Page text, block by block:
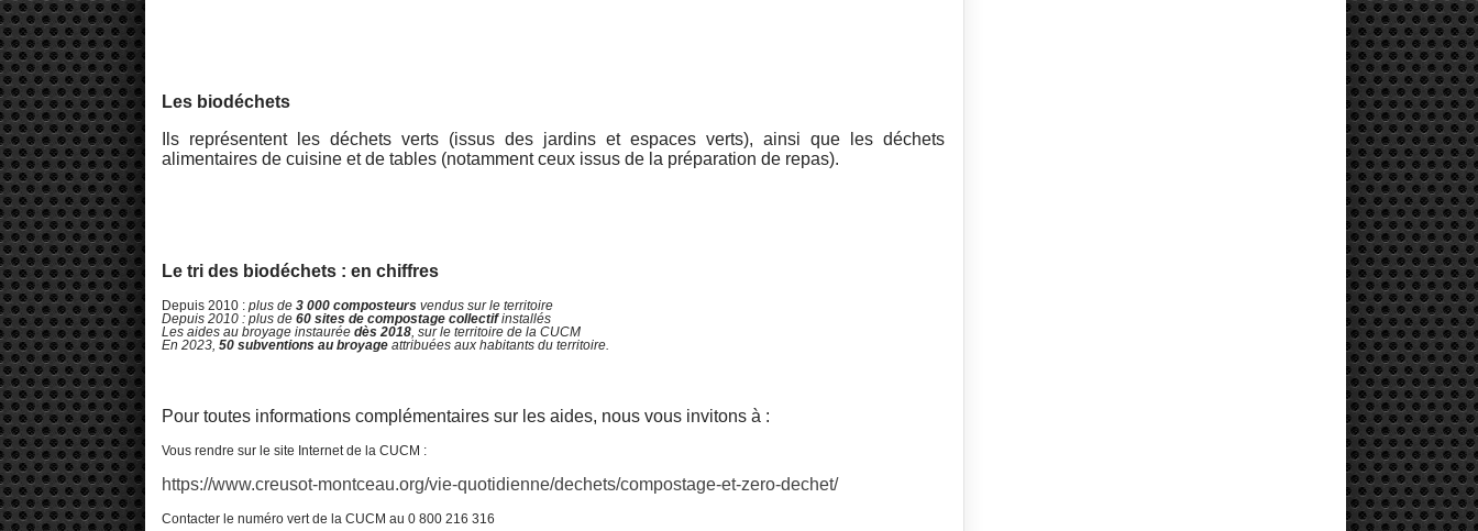
Les biodéchets
Ils représentent les déchets verts (issus des jardins et espaces verts), ainsi que les déchets
alimentaires de cuisine et de tables (notamment ceux issus de la préparation de repas).
Le tri des biodéchets : en chiffres
Depuis 2010 : plus de 3 000 composteurs vendus sur le territoire
Depuis 2010 : plus de 60 sites de compostage collectifinstallés
Les aides au broyage instaurée dès 2018, sur le territoire de la CUCM
En 2023, 50 subventions au broyage attribuées aux habitants du territoire.
Pour toutes informations complémentaires sur les aides, nous vous invitons à :
Vous rendre sur le site Internet de la CUCM :
https://www.creusot-montceau.org/vie-quotidienne/dechets/compostage-et-zero-dechet/
Contacter le numéro vert de la CUCM au 0 800 216 316